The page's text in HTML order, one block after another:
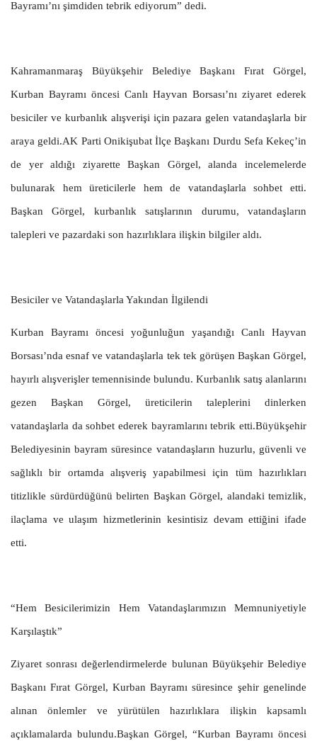
Bayramı’nı şimdiden tebrik ediyorum” dedi.
Kahramanmaraş Büyükşehir Belediye Başkanı Fırat Görgel,
Kurban Bayramı öncesi Canlı Hayvan Borsası’nı ziyaret ederek
besiciler ve kurbanlık alışverişi için pazara gelen vatandaşlarla bir
araya geldi.AK Parti Onikişubat İlçe Başkanı Durdu Sefa Kekeç’in
de yer aldığı ziyarette Başkan Görgel, alanda incelemelerde
bulunarak hem üreticilerle hem de vatandaşlarla sohbet etti.
Başkan Görgel, kurbanlık satışlarının durumu, vatandaşların
talepleri ve pazardaki son hazırlıklara ilişkin bilgiler aldı.
Besiciler ve Vatandaşlarla Yakından İlgilendi
Kurban Bayramı öncesi yoğunluğun yaşandığı Canlı Hayvan
Borsası’nda esnaf ve vatandaşlarla tek tek görüşen Başkan Görgel,
hayırlı alışverişler temennisinde bulundu. Kurbanlık satış alanlarını
gezen Başkan Görgel, üreticilerin taleplerini dinlerken
vatandaşlarla da sohbet ederek bayramlarını tebrik etti.Büyükşehir
Belediyesinin bayram süresince vatandaşların huzurlu, güvenli ve
sağlıklı bir ortamda alışveriş yapabilmesi için tüm hazırlıkları
titizlikle sürdürdüğünü belirten Başkan Görgel, alandaki temizlik,
ilaçlama ve ulaşım hizmetlerinin kesintisiz devam ettiğini ifade
etti.
“Hem Besicilerimizin Hem Vatandaşlarımızın Memnuniyetiyle
Karşılaştık”
Ziyaret sonrası değerlendirmelerde bulunan Büyükşehir Belediye
Başkanı Fırat Görgel, Kurban Bayramı süresince şehir genelinde
alınan önlemler ve yürütülen hazırlıklara ilişkin kapsamlı
açıklamalarda bulundu.Başkan Görgel, “Kurban Bayramı öncesi